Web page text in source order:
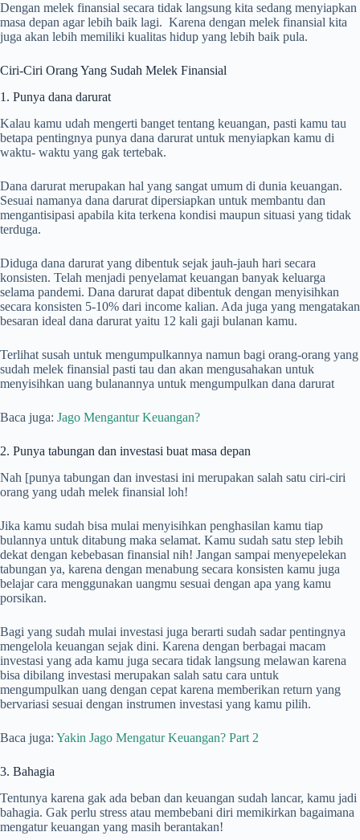
Dengan melek finansial secara tidak langsung kita sedang menyiapkan
masa depan agar lebih baik lagi. Karena dengan melek finansial kita
juga akan lebih memiliki kualitas hidup yang lebih baik pula.
Ciri-Ciri Orang Yang Sudah Melek Finansial
1. Punya dana darurat
Kalau kamu udah mengerti banget tentang keuangan, pasti kamu tau
betapa pentingnya punya dana darurat untuk menyiapkan kamu di
waktu- waktu yang gak tertebak.
Dana darurat merupakan hal yang sangat umum di dunia keuangan.
Sesuai namanya dana darurat dipersiapkan untuk membantu dan
mengantisipasi apabila kita terkena kondisi maupun situasi yang tidak
terduga.
Diduga dana darurat yang dibentuk sejak jauh-jauh hari secara
konsisten. Telah menjadi penyelamat keuangan banyak keluarga
selama pandemi. Dana darurat dapat dibentuk dengan menyisihkan
secara konsisten 5-10% dari income kalian. Ada juga yang mengatakan
besaran ideal dana darurat yaitu 12 kali gaji bulanan kamu.
Terlihat susah untuk mengumpulkannya namun bagi orang-orang yang
sudah melek finansial pasti tau dan akan mengusahakan untuk
menyisihkan uang bulanannya untuk mengumpulkan dana darurat
Baca juga: Jago Mengantur Keuangan?
2. Punya tabungan dan investasi buat masa depan
Nah [punya tabungan dan investasi ini merupakan salah satu ciri-ciri
orang yang udah melek finansial loh!
Jika kamu sudah bisa mulai menyisihkan penghasilan kamu tiap
bulannya untuk ditabung maka selamat. Kamu sudah satu step lebih
dekat dengan kebebasan finansial nih! Jangan sampai menyepelekan
tabungan ya, karena dengan menabung secara konsisten kamu juga
belajar cara menggunakan uangmu sesuai dengan apa yang kamu
porsikan.
Bagi yang sudah mulai investasi juga berarti sudah sadar pentingnya
mengelola keuangan sejak dini. Karena dengan berbagai macam
investasi yang ada kamu juga secara tidak langsung melawan karena
bisa dibilang investasi merupakan salah satu cara untuk
mengumpulkan uang dengan cepat karena memberikan return yang
bervariasi sesuai dengan instrumen investasi yang kamu pilih.
Baca juga: Yakin Jago Mengatur Keuangan? Part 2
3. Bahagia
Tentunya karena gak ada beban dan keuangan sudah lancar, kamu jadi
bahagia. Gak perlu stress atau membebani diri memikirkan bagaimana
mengatur keuangan yang masih berantakan!